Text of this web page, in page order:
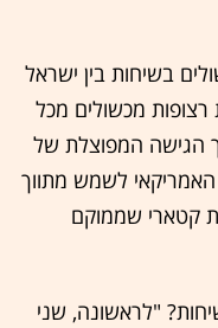
בשיחות בין ישראל
רצופות מכשולים מכל
הגישה המפוצלת של
לשמש מתווך
קטארי שממוקם
"לראשונה, שני